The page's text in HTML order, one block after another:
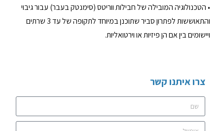
• הטכנולוגיה המובילה של חבילות ווריטס (סימנטק בעבר) עבור גיבוי
והתאוששות לפתרון סביר שתוכנן במיוחד לתקופה של עד 3 שרתים
ויישומים בין אם הן פיזיות או וירטואליות.
צרו איתנו קשר